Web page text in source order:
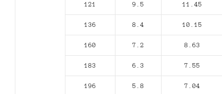
121 9.5 11.45
136 8.4 10.15
160 7.2 8.63
183 6.3 7.55
196 5.8 7.04